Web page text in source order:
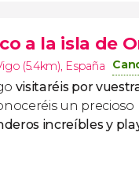
a la isla de
(5.4km), España
visitaréis por
un precioso
increíbles y